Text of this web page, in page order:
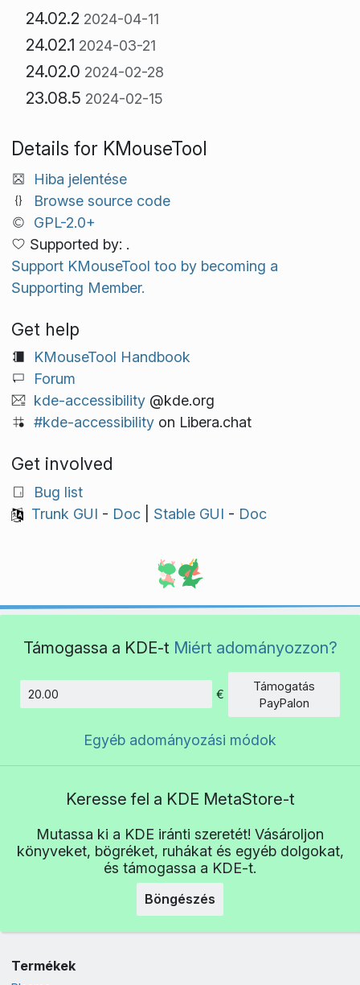
24.02.2 2024-04-11
24.02.1 2024-03-21
24.02.0 2024-02-28
23.08.5 2024-02-15
Details for KMouseTool
Hiba jelentése
Browse source code
GPL-2.0+
Supported by: .
Support KMouseTool too by becoming a
Supporting Member.
Get help
KMouseTool Handbook
Forum
kde-accessibility@kde.org
#kde-accessibilityon Libera.chat
Get involved
Bug list
Trunk GUI - Doc| Stable GUI - Doc
Támogassa a KDE-t Miért adományozzon?
Összeg
€
Támogatás
PayPalon
Egyéb adományozási módok
Keresse fel a KDE MetaStore-t
Mutassa ki a KDE iránti szeretét! Vásároljon
könyveket, bögréket, ruhákat és egyéb dolgokat,
és támogassa a KDE-t.
Böngészés
Termékek